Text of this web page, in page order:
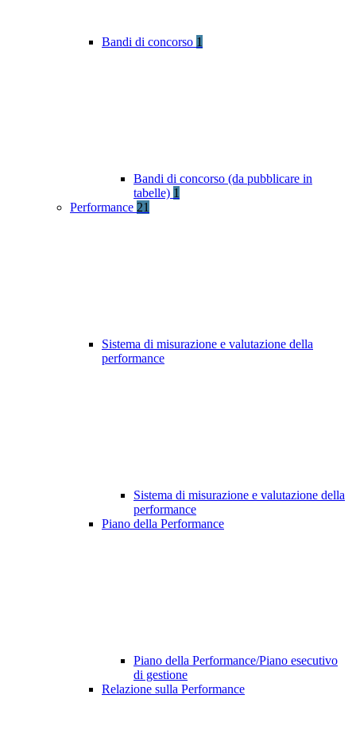
Bandi di concorso 1
Bandi di concorso (da pubblicare in
tabelle) 1
Performance 21
Sistema di misurazione e valutazione della
performance
Sistema di misurazione e valutazione della
performance
Piano della Performance
Piano della Performance/Piano esecutivo
di gestione
Relazione sulla Performance